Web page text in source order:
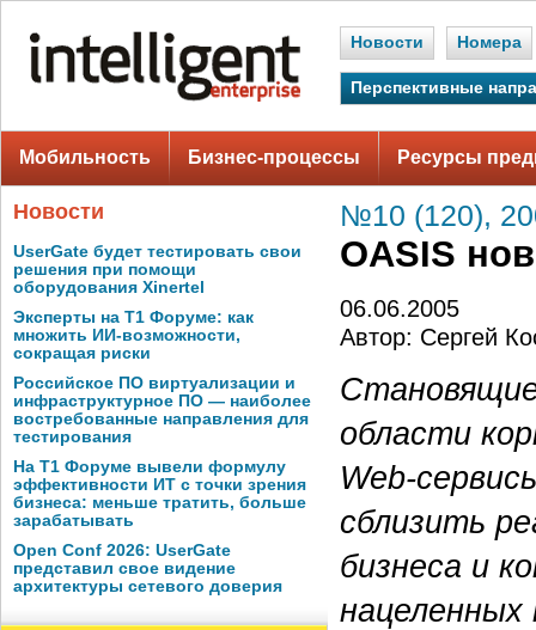
Новости Номера
Перспективные
Мобильность Бизнес-процессы Ресурсы
Новости
UserGate будет тестировать свои
решения при помощи
оборудования Xinertel
Эксперты на Т1 Форуме: как
множить ИИ-возможности,
сокращая риски
Российское ПО виртуализации и
инфраструктурное ПО — наиболее
востребованные направления для
тестирования
На Т1 Форуме вывели формулу
эффективности ИТ с точки зрения
бизнеса: меньше тратить, больше
зарабатывать
Open Conf 2026: UserGate
представил свое видение
архитектуры сетевого доверия
№10 (120),
OASIS
06.06.2005
Автор: Сергей
области
Web-
сблизить
бизнеса и